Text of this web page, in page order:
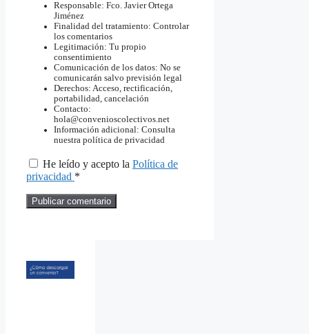
Responsable: Fco. Javier Ortega
Jiménez
Finalidad del tratamiento: Controlar
los comentarios
Legitimación: Tu propio
consentimiento
Comunicación de los datos: No se
comunicarán salvo previsión legal
Derechos: Acceso, rectificación,
portabilidad, cancelación
Contacto:
hola@convenioscolectivos.net
Información adicional: Consulta
nuestra política de privacidad
He leído y acepto la Política de
privacidad *